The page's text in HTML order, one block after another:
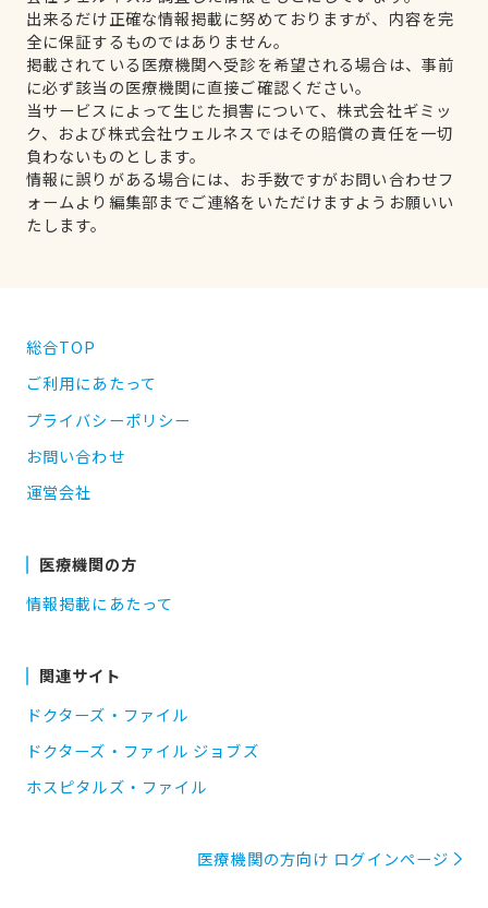
出来るだけ正確な情報掲載に努めておりますが、内容を完
全に保証するものではありません。
掲載されている医療機関へ受診を希望される場合は、事前
に必ず該当の医療機関に直接ご確認ください。
当サービスによって生じた損害について、株式会社ギミッ
ク、および株式会社ウェルネスではその賠償の責任を一切
負わないものとします。
情報に誤りがある場合には、お手数ですがお問い合わせフ
ォームより編集部までご連絡をいただけますようお願いい
たします。
総合TOP
ご利用にあたって
プライバシーポリシー
お問い合わせ
運営会社
医療機関の方
情報掲載にあたって
関連サイト
ドクターズ・ファイル
ドクターズ・ファイル ジョブズ
ホスピタルズ・ファイル
医療機関の方向け ログインページ